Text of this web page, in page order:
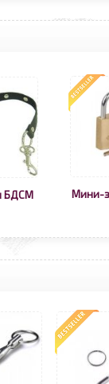
БДСМ Мини-